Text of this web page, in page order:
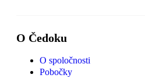
O Čedoku
O spoločnosti
Pobočky